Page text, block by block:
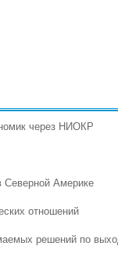
через НИОКР
Северной Америке
отношений
решений по